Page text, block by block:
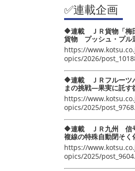
✅連載企画
🔶連載 ＪＲ貨物「梅
貨物 プッシュ・プル
https://
opics/2026/
🔶連載 ＪＲフルーツ
まの挑戦―果実に託
https://
opics/2025/
🔶連載 ＪＲ九州 信
複線の特殊自動閉そく
https://
opics/2025/